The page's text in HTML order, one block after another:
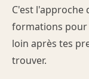
C'est l'approche
formations pour
loin après tes
trouver.